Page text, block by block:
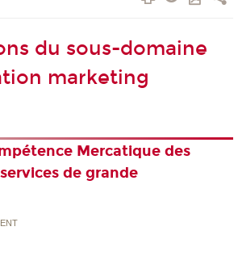
du sous-domaine
marketing
Mercatique des
de grande